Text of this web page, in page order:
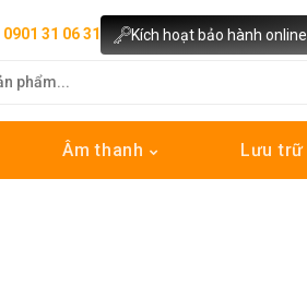
0901 31 06 31 Kích hoạt bảo hành online
Âm thanh Lưu trữ